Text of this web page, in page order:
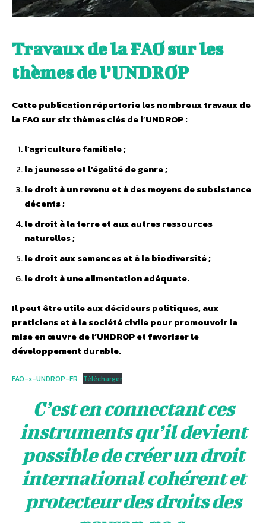
Travaux de la FAO sur les
thèmes de l’UNDROP
Cette publication répertorie les nombreux travaux de
la FAO sur six thèmes clés de l‘UNDROP :
l’agriculture familiale ;
la jeunesse et l’égalité de genre ;
le droit à un revenu et à des moyens de subsistance
décents ;
le droit à la terre et aux autres ressources
naturelles ;
le droit aux semences et à la biodiversité ;
le droit à une alimentation adéquate.
Il peut être utile aux décideurs politiques, aux
praticiens et à la société civile pour promouvoir la
mise en œuvre de l’UNDROP et favoriser le
développement durable.
FAO-x-UNDROP-FR Télécharger
C’est en connectant ces
instruments qu’il devient
possible de créer un droit
international cohérent et
protecteur des droits des